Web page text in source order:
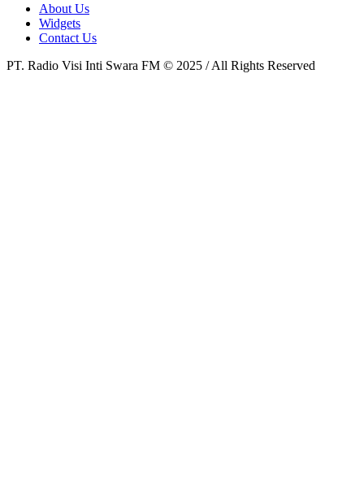
About Us
Widgets
Contact Us
PT. Radio Visi Inti Swara FM © 2025 / All Rights Reserved